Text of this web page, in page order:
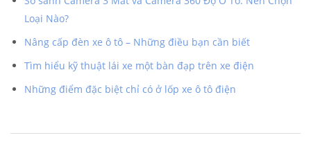
Loại Nào?
Nâng cấp đèn xe ô tô – Những điều bạn cần biết
Tìm hiểu kỹ thuật lái xe một bàn đạp trên xe điện
Những điểm đặc biệt chỉ có ở lốp xe ô tô điện